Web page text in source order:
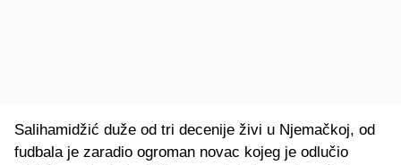
Salihamidžić duže od tri decenije živi u Njemačkoj, od
fudbala je zaradio ogroman novac kojeg je odlučio